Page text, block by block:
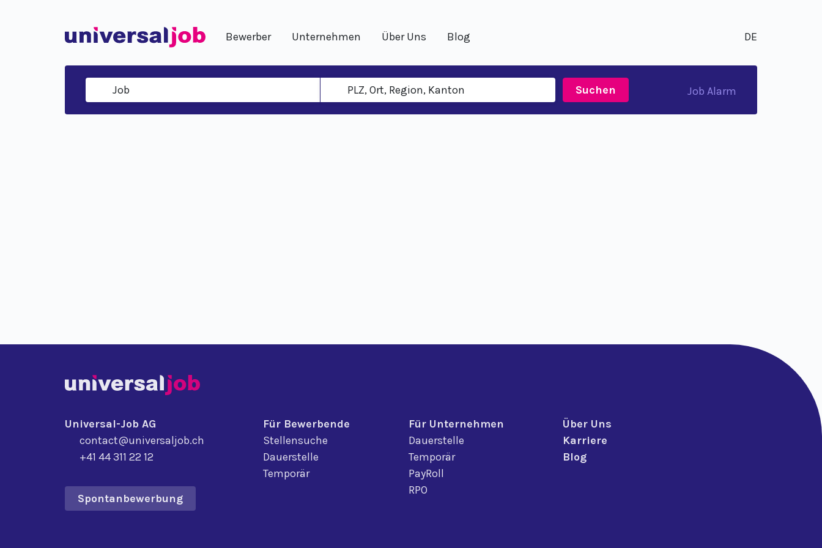
Bewerber Unternehmen Über Uns Blog DE
Suchen Job Alarm
Universal-Job AG
contact@universaljob.ch
+41 44 311 22 12
Spontanbewerbung
Für Bewerbende
Stellensuche
Dauerstelle
Temporär
Für Unternehmen
Dauerstelle
Temporär
PayRoll
RPO
Über Uns
Karriere
Blog